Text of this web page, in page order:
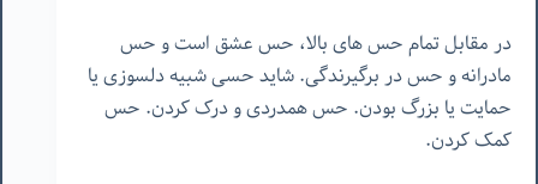
در مقابل تمام حس های بالا، حس عشق است و حس
مادرانه و حس در برگیرندگی. شاید حسی شبیه دلسوزی یا
حمایت یا بزرگ بودن. حس همدردی و درک کردن. حس
کمک کردن.